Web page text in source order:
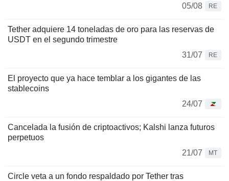
05/08 RE
Tether adquiere 14 toneladas de oro para las reservas de
USDT en el segundo trimestre
31/07
RE
El proyecto que ya hace temblar a los gigantes de las
stablecoins
24/07
Cancelada la fusión de criptoactivos; Kalshi lanza futuros
perpetuos
21/07
MT
Circle veta a un fondo respaldado por Tether tras